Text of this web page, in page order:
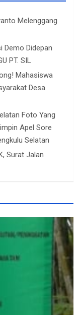
Melenggang
Demo Didepan
PT. SIL
Mahasiswa
Desa
Foto Yang
Apel Sore
Selatan
Surat Jalan